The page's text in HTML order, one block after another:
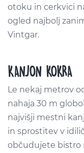
otoku in cerkvici
ogled najbolj
Vintgar.
KANJON KOKRA
Le nekaj metrov
nahaja 30 m
najvišji mestni
in sprostitev v
občudujete bistro